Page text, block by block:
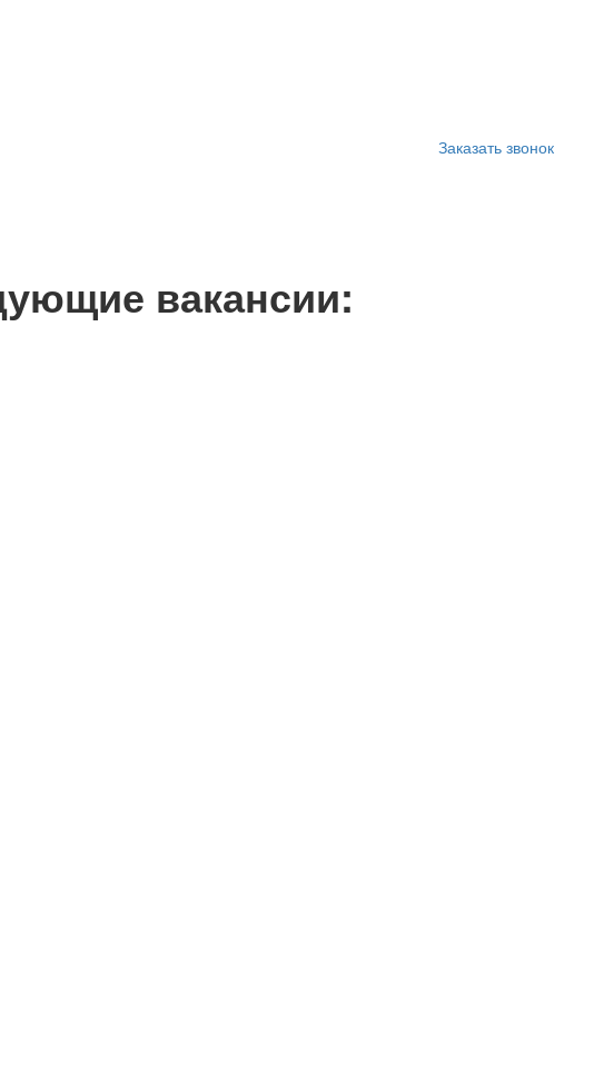
Заказать звонок
вакансии: